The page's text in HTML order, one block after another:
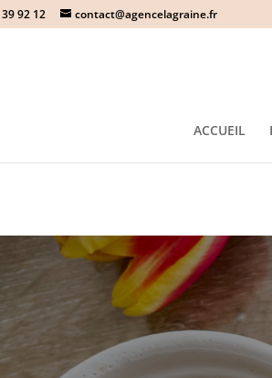
92 12 contact@agencelagraine.fr
ACCUEIL